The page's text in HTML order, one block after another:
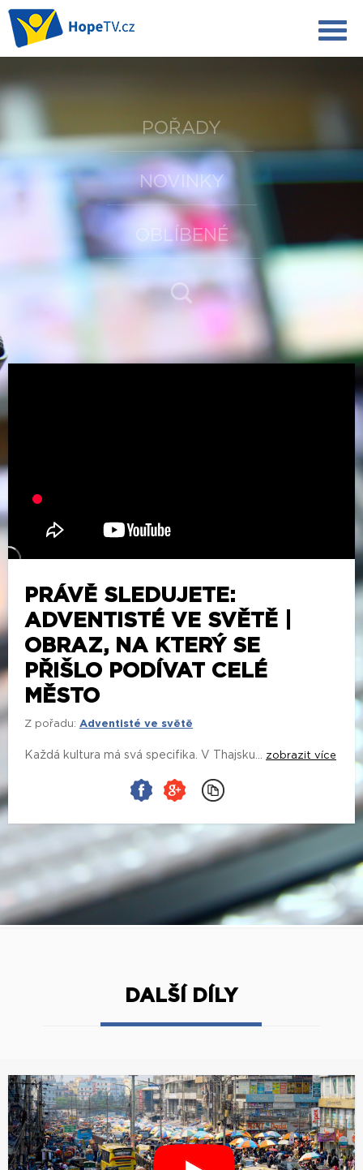
POŘADY
NOVINKY
OBLÍBENÉ
PRÁVĚ SLEDUJETE:
ADVENTISTÉ VE SVĚTĚ |
OBRAZ, NA KTERÝ SE
PŘIŠLO PODÍVAT CELÉ
MĚSTO
Z pořadu: Adventisté ve světě
Každá kultura má svá specifika. V Thajsku... zobrazit více
DALŠÍ DÍLY